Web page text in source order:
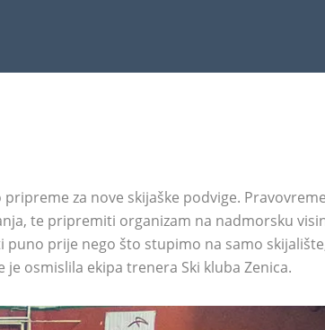
za nove skijaške podvige.
te pripremiti organizam na nadmorsku
prije nego što stupimo na samo
osmislila ekipa trenera Ski kluba Zenica.